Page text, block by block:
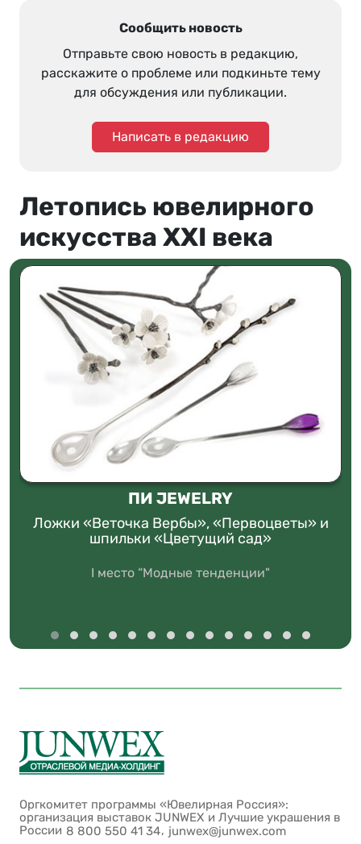
Сообщить новость
Отправьте свою новость в редакцию,
расскажите о проблеме или подкиньте тему
для обсуждения или публикации.
Написать в редакцию
Летопись ювелирного
искусства XXI века
ПИ JEWELRY
Ложки «Веточка Вербы», «Первоцветы» и
шпильки «Цветущий сад»
I место “Модные тенденции"
Оргкомитет программы «Ювелирная Россия»:
организация выставок JUNWEX и Лучшие украшения в
России 8 800 550 41 34, junwex@junwex.com